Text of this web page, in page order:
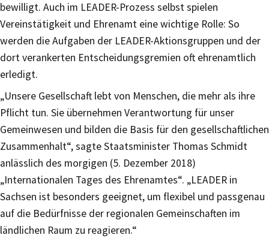
bewilligt. Auch im LEADER-Prozess selbst spielen
Vereinstätigkeit und Ehrenamt eine wichtige Rolle: So
werden die Aufgaben der LEADER-Aktionsgruppen und der
dort verankerten Entscheidungsgremien oft ehrenamtlich
erledigt.
„Unsere Gesellschaft lebt von Menschen, die mehr als ihre
Pflicht tun. Sie übernehmen Verantwortung für unser
Gemeinwesen und bilden die Basis für den gesellschaftlichen
Zusammenhalt“, sagte Staatsminister Thomas Schmidt
anlässlich des morgigen (5. Dezember 2018)
„Internationalen Tages des Ehrenamtes“. „LEADER in
Sachsen ist besonders geeignet, um flexibel und passgenau
auf die Bedürfnisse der regionalen Gemeinschaften im
ländlichen Raum zu reagieren.“